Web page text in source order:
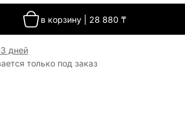
в корзину| 28 880 ₸
дней
только под заказ